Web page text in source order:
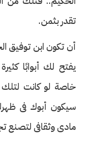
تقدر بثمن.
أن تكون ابن توفيق
يفتح لك أبوابًا
خاصة لو كانت لتلك
سيكون أبوك فى
مادى وثقافى لتصنع